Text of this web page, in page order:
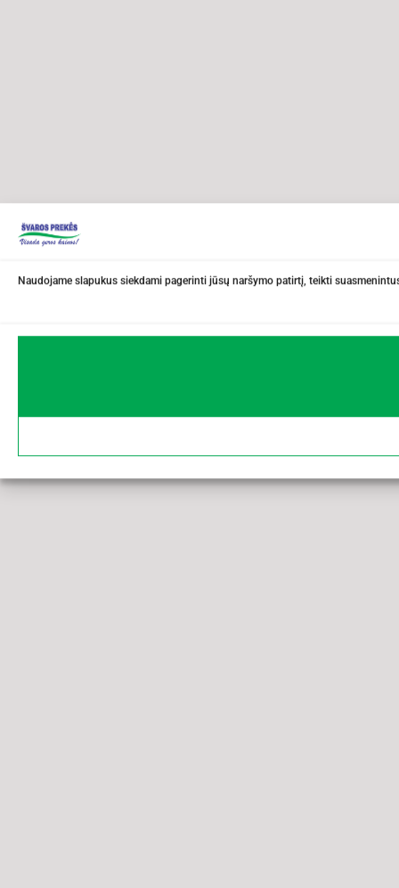
Naudojame slapukus siekdami pagerinti jūsų naršymo patirtį, teikti